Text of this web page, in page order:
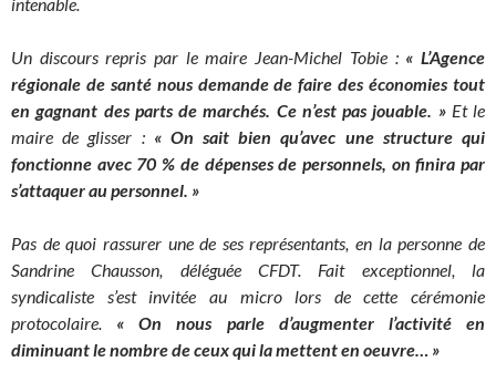
Un discours repris par le maire Jean-Michel Tobie : « L’Agence
régionale de santé nous demande de faire des économies tout
en gagnant des parts de marchés. Ce n’est pas jouable. » Et le
maire de glisser : « On sait bien qu’avec une structure qui
fonctionne avec 70 % de dépenses de personnels, on finira par
s’attaquer au personnel. »
Pas de quoi rassurer une de ses représentants, en la personne de
Sandrine Chausson, déléguée CFDT. Fait exceptionnel, la
syndicaliste s’est invitée au micro lors de cette cérémonie
protocolaire. « On nous parle d’augmenter l’activité en
diminuant le nombre de ceux qui la mettent en oeuvre… »